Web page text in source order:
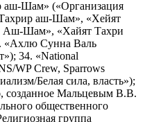
аш-Шам» («Организация
аш-Шам», «Хейят
Аш-Шам», «Хайят Тахри
Сунна Валь
34. «National
WP Crew, Sparrows
Белая сила, власть»);
созданное Мальцевым В.В.
общественного
группа